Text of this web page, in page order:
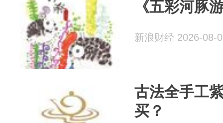
《五彩河豚
新浪财经 2026-08-
古法全手工
买？